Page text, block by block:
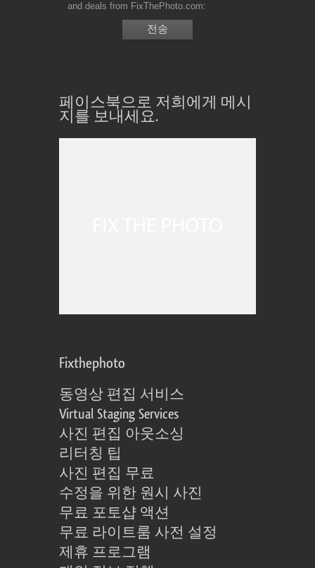
and deals from FixThePhoto.com
페이스북으로 저희에게 메시
지를 보내세요.
Fixthephoto
동영상 편집 서비스
Virtual Staging Services
사진 편집 아웃소싱
리터칭 팁
사진 편집 무료
수정을 위한 원시 사진
무료 포토샵 액션
무료 라이트룸 사전 설정
제휴 프로그램